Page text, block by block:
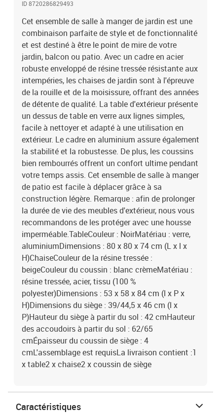
imperméable.TableCouleur : NoirMatériau : verre,
aluminiumDimensions : 80 x 80 x 74 cm (L x l x H)ChaiseCouleur
de la résine tressée : beigeCouleur du coussin : blanc
crèmeMatériau : résine tressée, acier, tissu (100 %
polyester)Dimensions : 53 x 58 x 84 cm (l x P x H)Dimensions du
siège : 39/44,5 x 46 cm (l x P)Hauteur du siège à partir du sol : 42
cmHauteur des accoudoirs à partir du sol : 62/65 cmÉpaisseur du
coussin de siège : 4 cmL'assemblage est requisLa livraison
contient :1 x table2 x chaise2 x coussin de siège
ID 8720286829493
Cet ensemble de salle à manger de jardin est une
combinaison parfaite de style et de fonctionnalité
et est destiné à être le point de mire de votre
jardin, balcon ou patio. Avec un cadre en acier
robuste enveloppé de résine tressée résistante aux
intempéries, les chaises de jardin sont à l'épreuve
de la rouille et de la moisissure, offrant des années
de détente de qualité. La table d'extérieur présente
un dessus de table en verre aux lignes simples,
facile à nettoyer et adapté à une utilisation en
extérieur. Le cadre en aluminium assure également
la stabilité et la robustesse. De plus, les coussins
bien rembourrés offrent un confort ultime pendant
votre temps assis. Cet ensemble de salle à manger
de patio est facile à déplacer grâce à sa
construction légère. Remarque : afin de prolonger
la durée de vie des meubles d'extérieur, nous vous
recommandons de les protéger avec une housse
imperméable.TableCouleur : NoirMatériau : verre,
aluminiumDimensions : 80 x 80 x 74 cm (L x l x
H)ChaiseCouleur de la résine tressée :
beigeCouleur du coussin : blanc crèmeMatériau :
résine tressée, acier, tissu (100 %
polyester)Dimensions : 53 x 58 x 84 cm (l x P x
H)Dimensions du siège : 39/44,5 x 46 cm (l x
P)Hauteur du siège à partir du sol : 42 cmHauteur
des accoudoirs à partir du sol : 62/65
cmÉpaisseur du coussin de siège : 4
cmL'assemblage est requisLa livraison contient :1
x table2 x chaise2 x coussin de siège
Caractéristiques